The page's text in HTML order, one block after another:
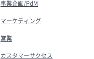
事業企画/PdM
マーケティング
営業
カスタマーサクセス